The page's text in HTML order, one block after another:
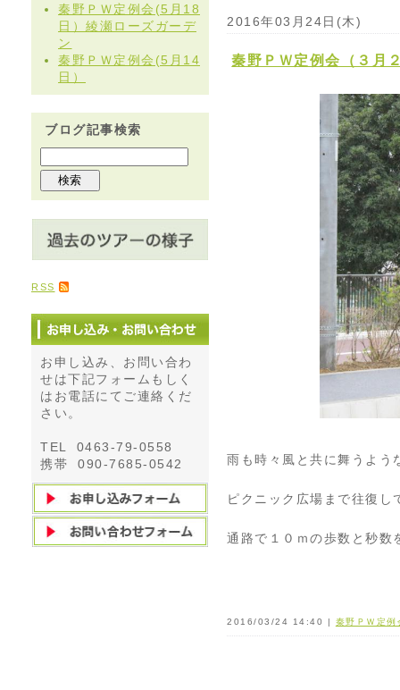
秦野ＰＷ定例会(5月18
日）綾瀬ローズガーデ
ン
秦野ＰＷ定例会(5月14
日）
ブログ記事検索
RSS
お申し込み、お問い合わ
せは下記フォームもしく
はお電話にてご連絡くだ
さい。
TEL 0463-79-0558
携帯 090-7685-0542
2016年03月24日(木)
秦野ＰＷ定例会（３月
雨も時々風と共に舞うよう
ピクニック広場まで往復
通路で１０ｍの歩数と秒数
2016/03/24 14:40 | 秦野ＰＷ定例